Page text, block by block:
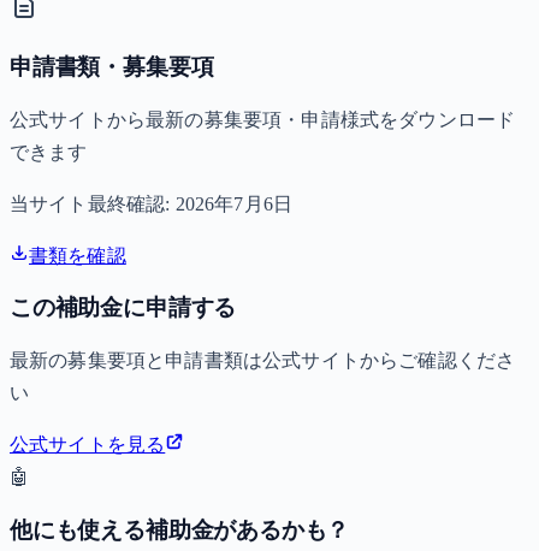
申請書類・募集要項
公式サイトから最新の募集要項・申請様式をダウンロード
できます
当サイト最終確認: 2026年7月6日
書類を確認
この補助金に申請する
最新の募集要項と申請書類は公式サイトからご確認くださ
い
公式サイトを見る
🤖
他にも使える補助金があるかも？